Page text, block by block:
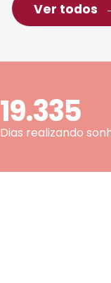
Ver todos
19.335
Dias realizando